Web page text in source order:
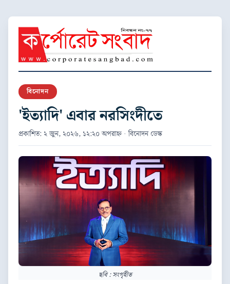
বিনোদন
'ইত্যাদি' এবার নরসিংদীতে
প্রকাশিত: ২ জুন, ২০২৬, ১২:২০ অপরাহ্ন · বিনোদন ডেস্ক
ছবি : সংগৃহীত